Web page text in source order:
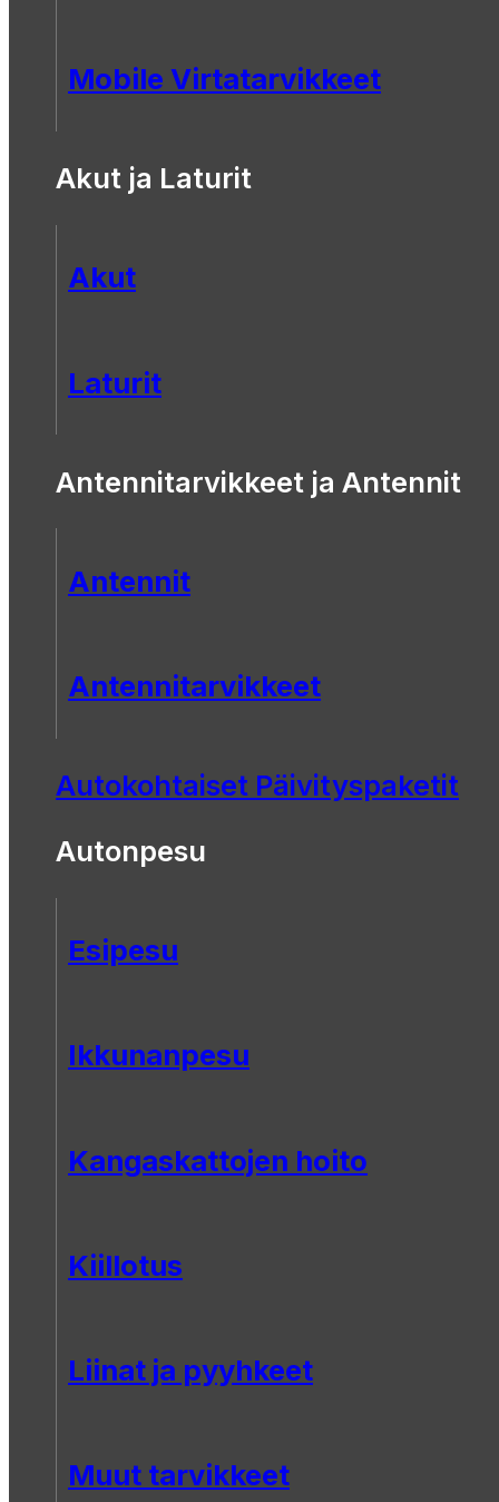
Mobile Virtatarvikkeet
Akut ja Laturit
Akut
Laturit
Antennitarvikkeet ja Antennit
Antennit
Antennitarvikkeet
Autokohtaiset Päivityspaketit
Autonpesu
Esipesu
Ikkunanpesu
Kangaskattojen hoito
Kiillotus
Liinat ja pyyhkeet
Muut tarvikkeet